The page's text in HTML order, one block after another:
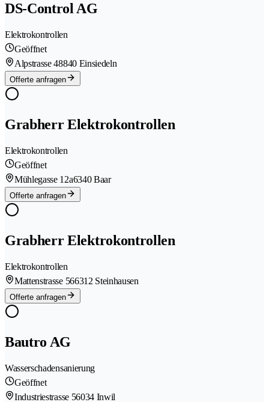
DS-Control AG
Elektrokontrollen
Geöffnet
Alpstrasse 48840 Einsiedeln
Offerte anfragen
Grabherr Elektrokontrollen
Elektrokontrollen
Geöffnet
Mühlegasse 12a6340 Baar
Offerte anfragen
Grabherr Elektrokontrollen
Elektrokontrollen
Mattenstrasse 566312 Steinhausen
Offerte anfragen
Bautro AG
Wasserschadensanierung
Geöffnet
Industriestrasse 56034 Inwil